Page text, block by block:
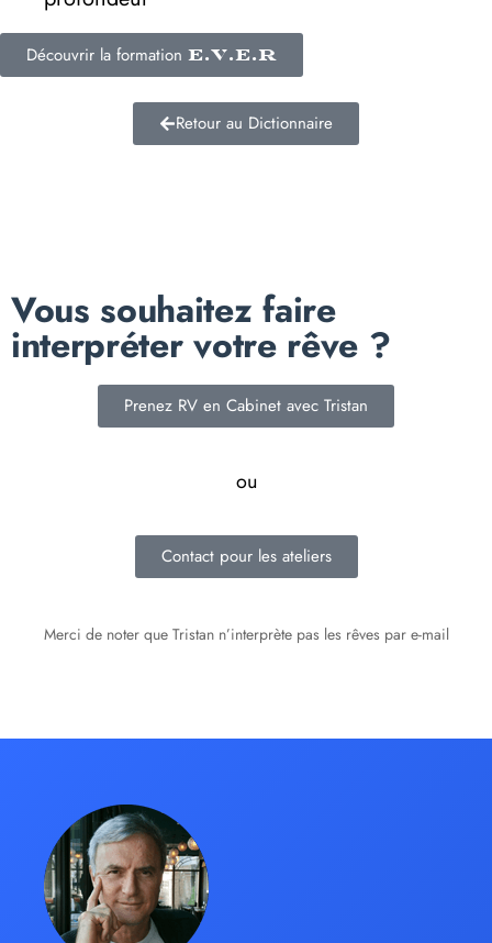
Découvrir la formation E.V.E.R
Retour au Dictionnaire
Vous souhaitez faire
interpréter votre rêve ?
Prenez RV en Cabinet avec Tristan
ou
Contact pour les ateliers
Merci de noter que Tristan n’interprète pas les rêves par e-mail